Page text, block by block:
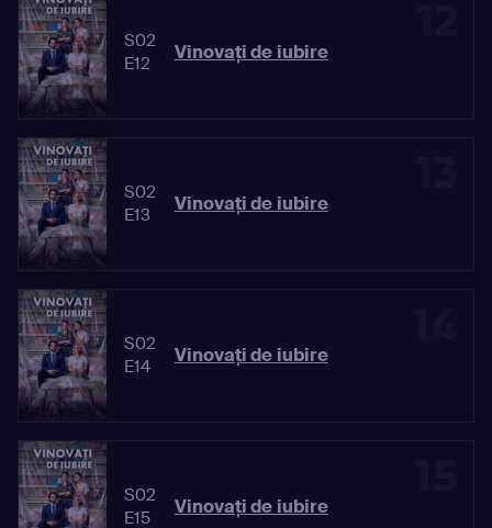
S02
E12
Vinovaţi de iubire
S02
E13
Vinovaţi de iubire
S02
E14
Vinovaţi de iubire
S02
E15
Vinovaţi de iubire